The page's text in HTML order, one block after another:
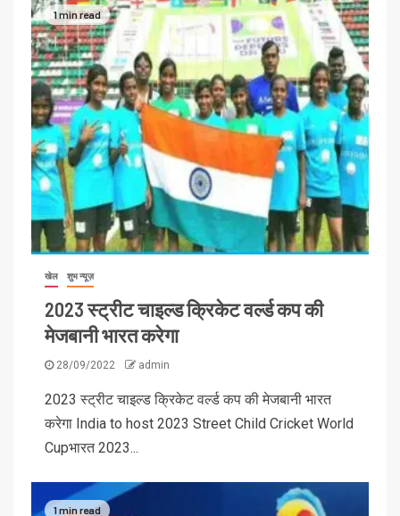
1 min read
खेल शुभ न्यूज़
2023 स्ट्रीट चाइल्ड क्रिकेट वर्ल्ड कप की
मेजबानी भारत करेगा
28/09/2022 admin
2023 स्ट्रीट चाइल्ड क्रिकेट वर्ल्ड कप की मेजबानी भारत
करेगा India to host 2023 Street Child Cricket World
Cupभारत 2023...
1 min read